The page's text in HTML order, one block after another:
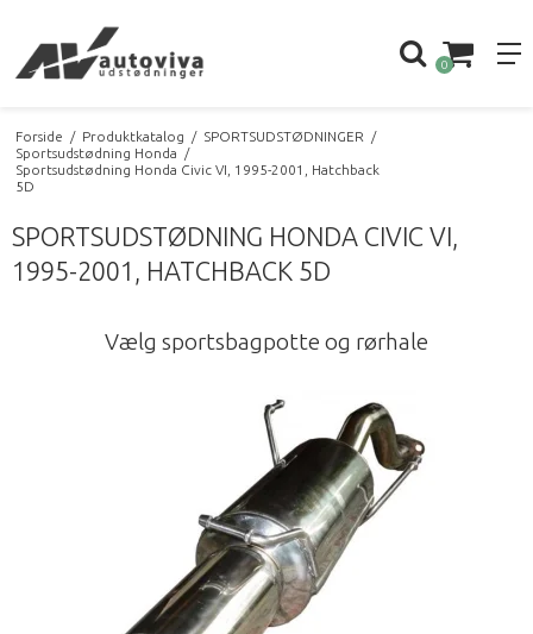
0
Forside / Produktkatalog / SPORTSUDSTØDNINGER
/
Sportsudstødning Honda
/
Sportsudstødning Honda Civic VI, 1995-2001, Hatchback
5D
SPORTSUDSTØDNING HONDA CIVIC VI,
1995-2001, HATCHBACK 5D
Vælg sportsbagpotte og rørhale